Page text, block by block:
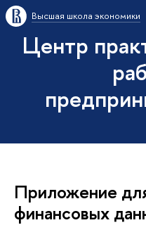
Высшая школа экономики
Центр
Приложение
финансовых